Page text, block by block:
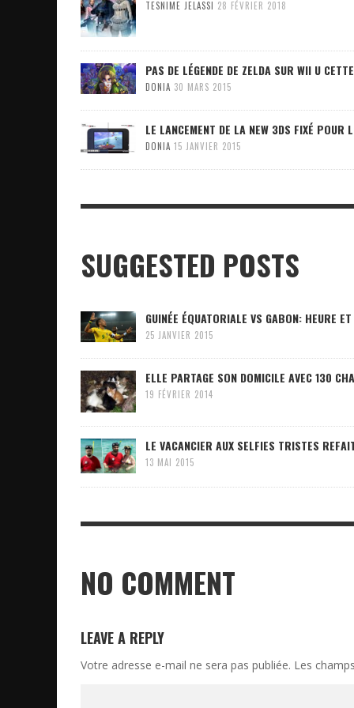
TESNIME JELASSI 28 FÉVRIER 2018
PAS DE LÉGENDE DE ZELDA SUR WII U
DONIA 30 MARS 2015
LE LANCEMENT DE LA NEW 3DS FIXÉ POUR
DONIA 15 JANVIER 2015
SUGGESTED POSTS
GUINÉE ÉQUATORIALE VS GABON: HEURE
25 JANVIER 2015
ELLE PARTAGE SON DOMICILE AVEC 130
19 FÉVRIER 2014
LE VACANCIER AUX SELFIES TRISTES
13 MAI 2015
NO COMMENT
LEAVE A REPLY
Votre adresse e-mail ne sera pas publiée. Les